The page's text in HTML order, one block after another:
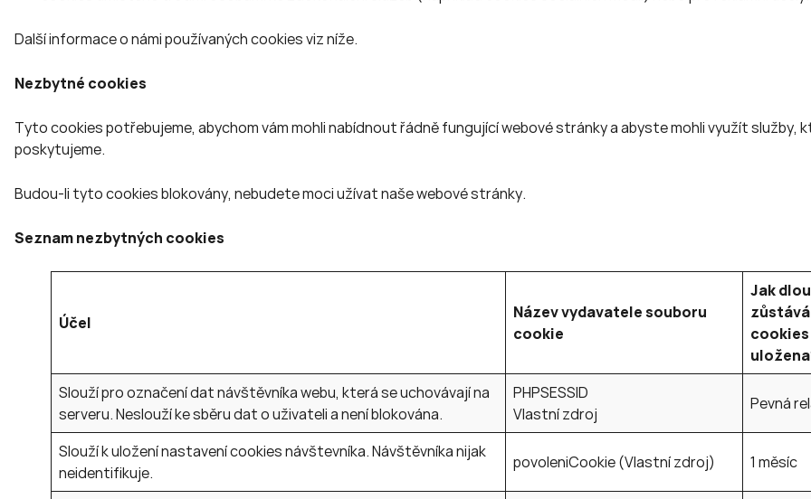
Další informace o námi používaných cookies viz níže.
Nezbytné cookies
Tyto cookies potřebujeme, abychom vám mohli nabídnout řádně fungující webové stránky a abyste mohli využít služby,
poskytujeme.
Budou-li tyto cookies blokovány, nebudete moci užívat naše webové stránky.
Seznam nezbytných cookies
Účel
Název vydavatele souboru
cookie
Jak
zůstává
cookies
Slouží pro označení dat návštěvníka webu, která se uchovávají na
serveru. Neslouží ke sběru dat o uživateli a není blokována.
PHPSESSID
Vlastní zdroj
Pevná
Slouží k uložení nastavení cookies návštevníka. Návštěvníka nijak
neidentifikuje.
povoleniCookie (Vlastní zdroj) 1 měsíc